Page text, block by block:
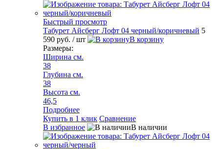
Быстрый просмотр
Табурет Айсберг Лофт 04 черный/коричневый 5
590 руб. / шт
В корзину
Размеры:
Ширина см.
38
Глубина см.
38
Высота см.
46,5
Подробнее
Купить в 1 клик Сравнение
В избранное
В наличии